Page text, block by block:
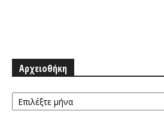
Αρχειοθήκη
Αρχειοθήκη